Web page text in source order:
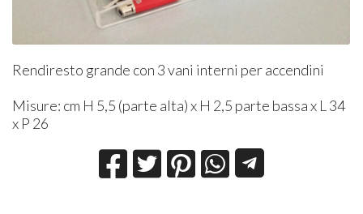
Rendiresto grande con 3 vani interni per accendini
Misure: cm H 5,5 (parte alta) x H 2,5 parte bassa x L 34
x P 26